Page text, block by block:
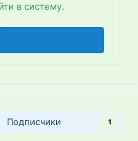
в систему.
Подписчики 1